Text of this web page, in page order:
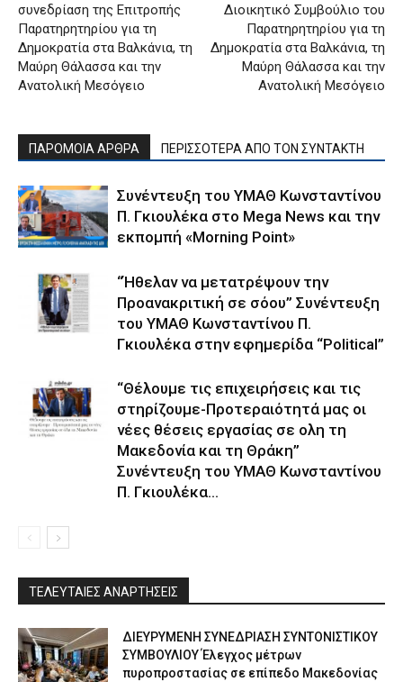
συνεδρίαση της Επιτροπής
Παρατηρητηρίου για τη
Δημοκρατία στα Βαλκάνια, τη
Μαύρη Θάλασσα και την
Ανατολική Μεσόγειο
Διοικητικό Συμβούλιο του
Παρατηρητηρίου για τη
Δημοκρατία στα Βαλκάνια, τη
Μαύρη Θάλασσα και την
Ανατολική Μεσόγειο
ΠΑΡΟΜΟΙΑ ΑΡΘΡΑ ΠΕΡΙΣΣΟΤΕΡΑ ΑΠΟ ΤΟΝ ΣΥΝΤΑΚΤΗ
Συνέντευξη του ΥΜΑΘ Κωνσταντίνου
Π. Γκιουλέκα στο Mega News και την
εκπομπή «Morning Point»
“Ήθελαν να μετατρέψουν την
Προανακριτική σε σόου” Συνέντευξη
του ΥΜΑΘ Κωνσταντίνου Π.
Γκιουλέκα στην εφημερίδα “Political”
“Θέλουμε τις επιχειρήσεις και τις
στηρίζουμε-Προτεραιότητά μας οι
νέες θέσεις εργασίας σε ολη τη
Μακεδονία και τη Θράκη”
Συνέντευξη του ΥΜΑΘ Κωνσταντίνου
Π. Γκιουλέκα...
ΤΕΛΕΥΤΑΙΕΣ ΑΝΑΡΤΗΣΕΙΣ
ΔΙΕΥΡΥΜΕΝΗ ΣΥΝΕΔΡΙΑΣΗ ΣΥΝΤΟΝΙΣΤΙΚΟΥ
ΣΥΜΒΟΥΛΙΟΥ Έλεγχος μέτρων
πυροπροστασίας σε επίπεδο Μακεδονίας